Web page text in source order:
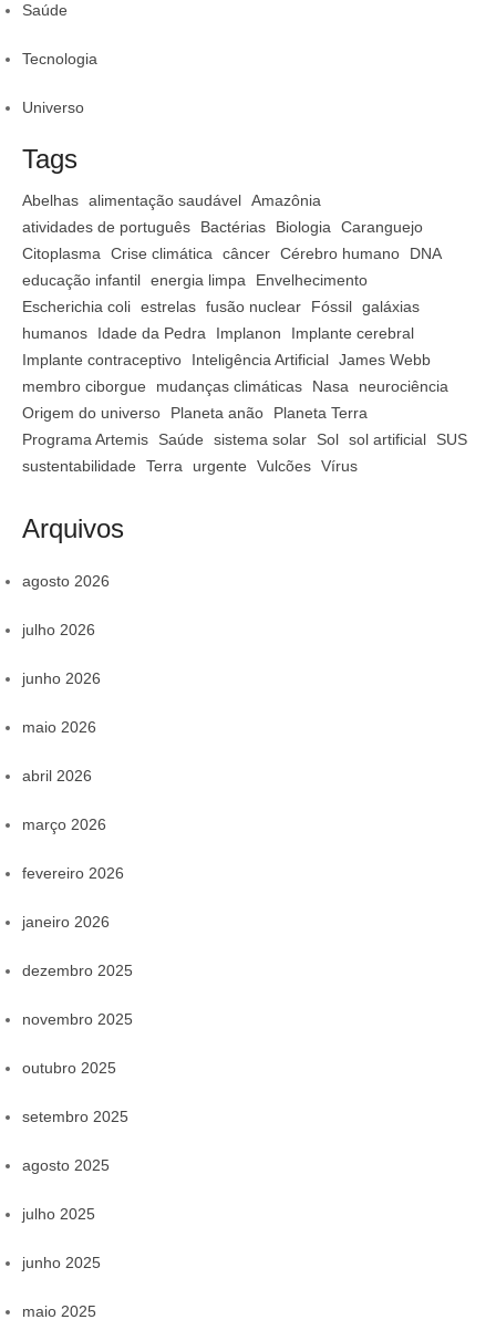
Saúde
Tecnologia
Universo
Tags
Abelhas alimentação saudável Amazônia
atividades de português
Bactérias Biologia Caranguejo
Citoplasma Crise climática câncer Cérebro humano
DNA
educação infantil energia limpa
Envelhecimento
Escherichia coli estrelas fusão nuclear Fóssil galáxias
humanos
Idade da Pedra Implanon
Implante cerebral
Implante contraceptivo
Inteligência Artificial James Webb
membro ciborgue
mudanças climáticas Nasa
neurociência
Origem do universo
Planeta anão
Planeta Terra
Programa Artemis
Saúde sistema solar Sol sol artificial
SUS
sustentabilidade
Terra urgente Vulcões Vírus
Arquivos
agosto 2026
julho 2026
junho 2026
maio 2026
abril 2026
março 2026
fevereiro 2026
janeiro 2026
dezembro 2025
novembro 2025
outubro 2025
setembro 2025
agosto 2025
julho 2025
junho 2025
maio 2025